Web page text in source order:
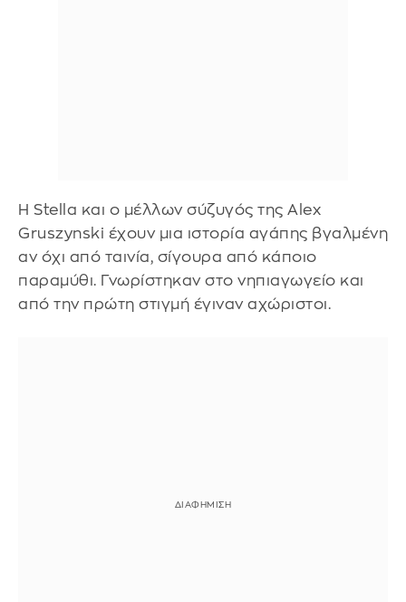
Η Stella και ο μέλλων σύζυγός της Alex
Gruszynski έχουν μια ιστορία αγάπης βγαλμένη
αν όχι από ταινία, σίγουρα από κάποιο
παραμύθι. Γνωρίστηκαν στο νηπιαγωγείο και
από την πρώτη στιγμή έγιναν αχώριστοι.